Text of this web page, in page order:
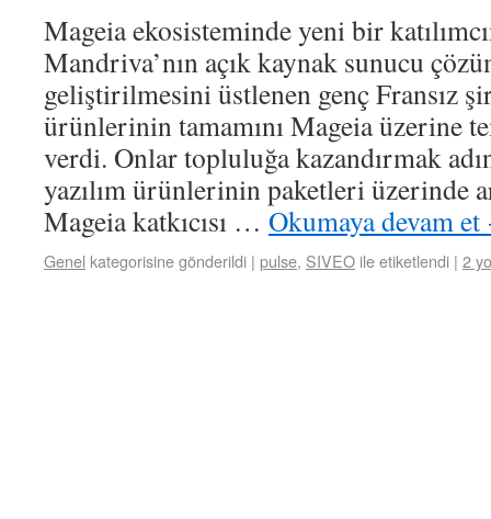
Mageia ekosisteminde yeni bir
Mandriva’nın açık kaynak sunucu
geliştirilmesini üstlenen genç Fransız
ürünlerinin tamamını Mageia üzerine
verdi. Onlar topluluğa kazandırmak
yazılım ürünlerinin paketleri üzerinde
Mageia katkıcısı … Okumaya devam et
Genel kategorisine gönderildi | pulse, SIVEO ile etiketlendi | 2